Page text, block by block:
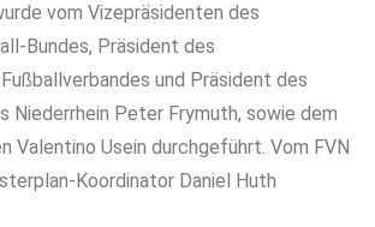
vom Vizepräsidenten des
Bundes, Präsident des
und Präsident des
Niederrhein Peter Frymuth, sowie dem
Valentino Usein durchgeführt. Vom FVN
Koordinator Daniel Huth